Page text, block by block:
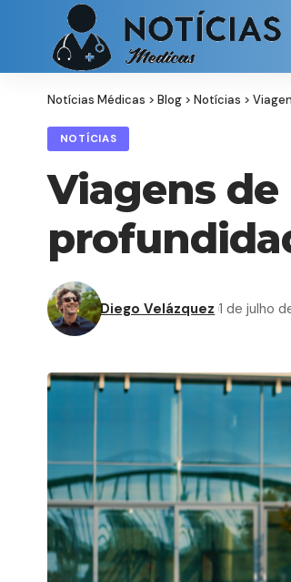
Notícias Médicas > Blog > Notícias >
NOTÍCIAS
Viagens
Diego Velázquez 1 de julho